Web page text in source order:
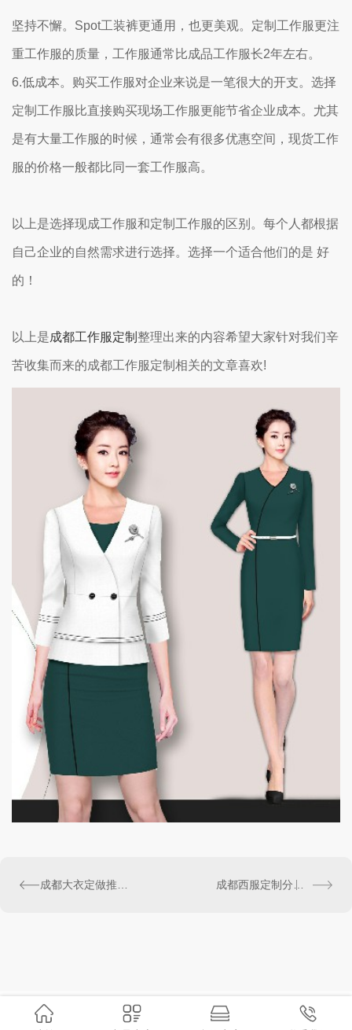
坚持不懈。Spot工装裤更通用，也更美观。定制工作服更注
重工作服的质量，工作服通常比成品工作服长2年左右。
6.低成本。购买工作服对企业来说是一笔很大的开支。选择
定制工作服比直接购买现场工作服更能节省企业成本。尤其
是有大量工作服的时候，通常会有很多优惠空间，现货工作
服的价格一般都比同一套工作服高。
以上是选择现成工作服和定制工作服的区别。每个人都根据
自己企业的自然需求进行选择。选择一个适合他们的是 好
的！
以上是成都工作服定制 整理出来的内容希望大家针对我们辛
苦收集而来的成都工作服定制相关的文章喜欢!
成都西服定制分享-工作所需的服装